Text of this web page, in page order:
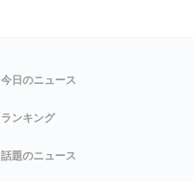
今日のニュース
ランキング
話題のニュース